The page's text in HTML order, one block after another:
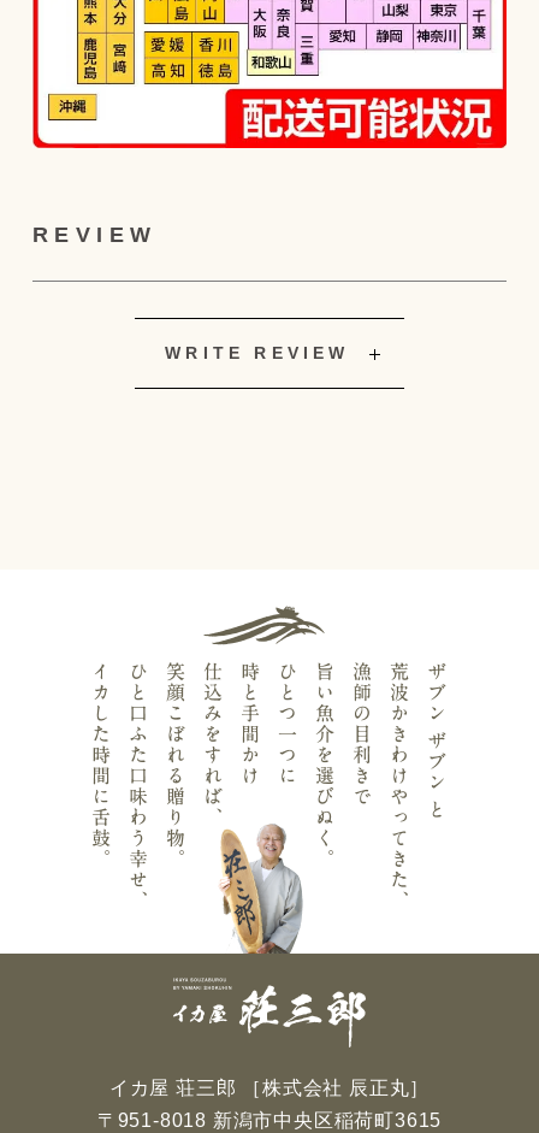
REVIEW
WRITE REVIEW
イカ屋 荘三郎 ［株式会社 辰正丸］
〒951-8018 新潟市中央区稲荷町3615